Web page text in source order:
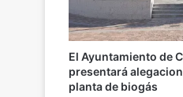
El Ayuntamiento de
presentará
planta de biogás